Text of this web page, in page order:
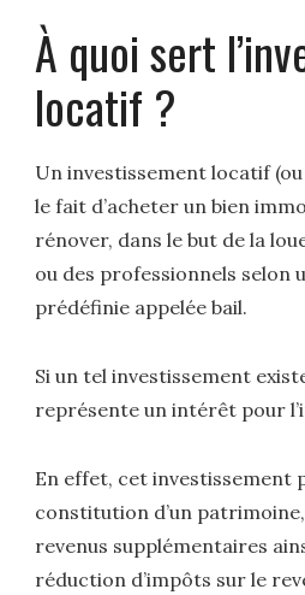
À quoi sert
locatif ?
Un investissement locatif
le fait d’acheter un bien
rénover, dans le but de la
ou des professionnels selon
prédéfinie appelée bail.
Si un tel investissement
représente un intérêt pour
En effet, cet investissement
constitution d’un
revenus supplémentaires
réduction d’impôts sur le